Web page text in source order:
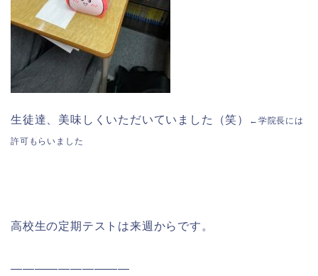
生徒達、美味しくいただいていました（笑） ←学院長には
許可もらいました
高校生の定期テストは来週からです。
――――――――――